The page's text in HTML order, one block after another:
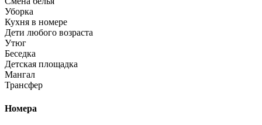
Уборка
Кухня в номере
Дети любого возраста
Утюг
Беседка
Детская площадка
Мангал
Трансфер
Номера